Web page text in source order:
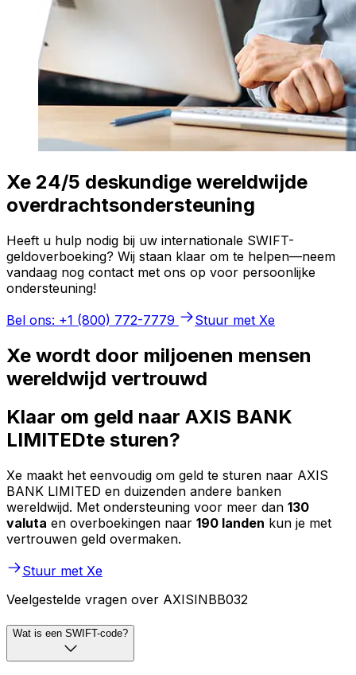
Xe 24/5 deskundige wereldwijde
overdrachtsondersteuning
Heeft u hulp nodig bij uw internationale SWIFT-
geldoverboeking? Wij staan klaar om te helpen—neem
vandaag nog contact met ons op voor persoonlijke
ondersteuning!
Bel ons: +1 (800) 772-7779
Stuur met Xe
Xe wordt door miljoenen mensen
wereldwijd vertrouwd
Klaar om geld naar AXIS BANK
LIMITEDte sturen?
Xe maakt het eenvoudig om geld te sturen naar AXIS
BANK LIMITED en duizenden andere banken
wereldwijd. Met ondersteuning voor meer dan 130
valuta en overboekingen naar 190 landen kun je met
vertrouwen geld overmaken.
Stuur met Xe
Veelgestelde vragen over AXISINBB032
Wat is een SWIFT-code?